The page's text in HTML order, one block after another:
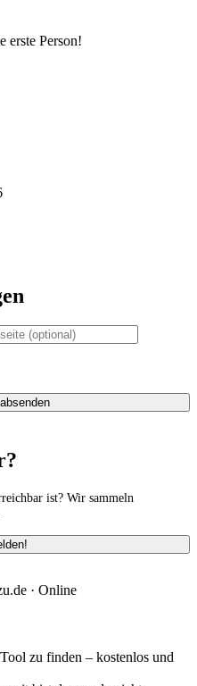
erste Person!
ist? Wir sammeln
· Online
zu finden – kostenlos und